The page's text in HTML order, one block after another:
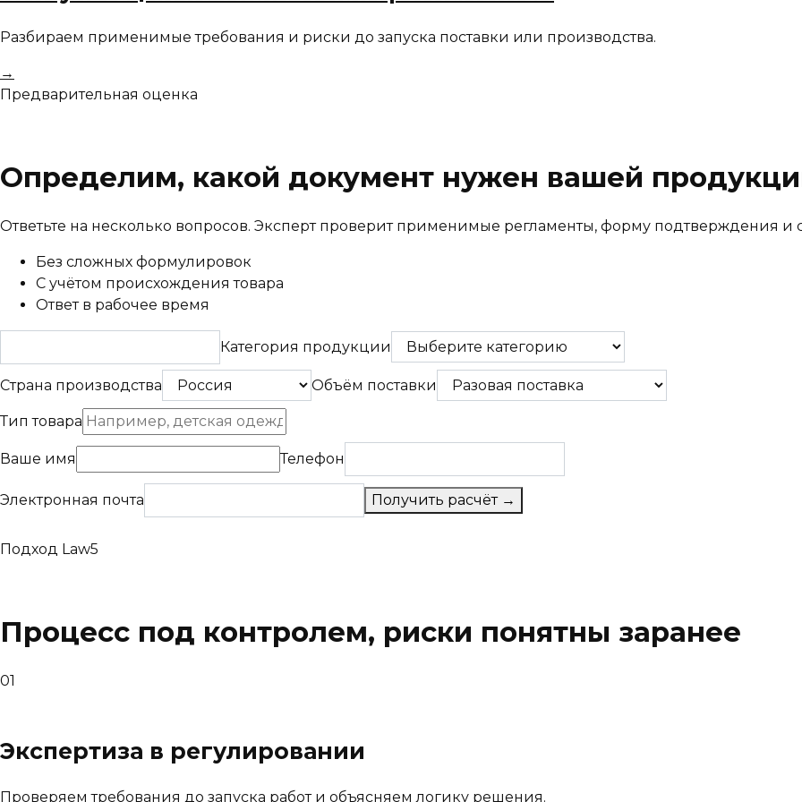
Разбираем применимые требования и риски до запуска поставки или производства.
→
Предварительная оценка
Определим, какой документ нужен вашей
Ответьте на несколько вопросов. Эксперт проверит применимые регламенты, форму подтверждения и
Без сложных формулировок
С учётом происхождения товара
Ответ в рабочее время
Категория продукции
Страна производства Объём поставки
Тип товара
Ваше имя Телефон
Электронная почта Получить расчёт →
Подход Law5
Процесс под контролем, риски понятны заранее
01
Экспертиза в регулировании
Проверяем требования до запуска работ и объясняем логику решения.